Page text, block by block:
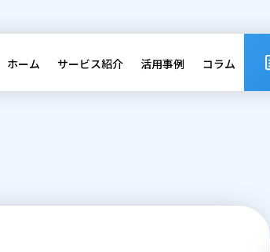
ホーム サービス紹介 活用事例 コラム